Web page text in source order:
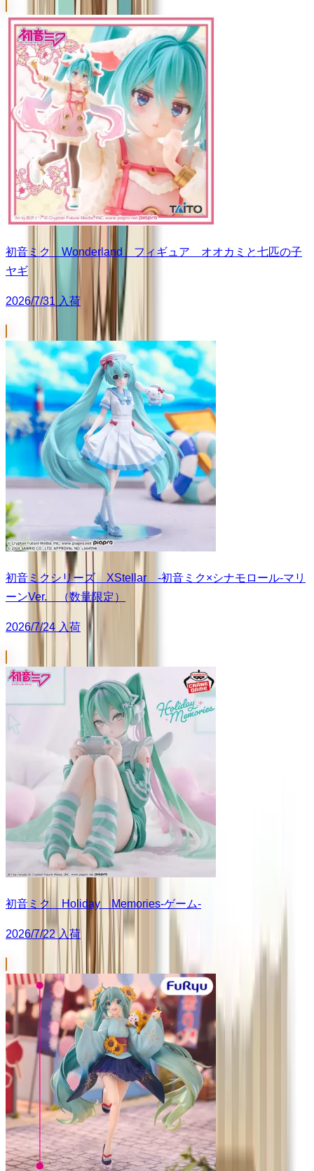
初音ミク Wonderland フィギュア オオカミと七匹の子
ヤギ
2026/7/31 入荷
初音ミクシリーズ XStellar ‐初音ミク×シナモロール‐マリ
ーンVer. （数量限定）
2026/7/24 入荷
初音ミク Holiday Memories-ゲーム-
2026/7/22 入荷